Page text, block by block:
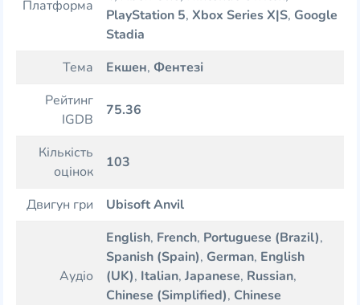
Платформа
PlayStation 5, Xbox Series X|S, Google
Stadia
Тема
Екшен, Фентезі
Рейтинг
IGDB
75.36
Кількість
оцінок
103
Двигун гри Ubisoft Anvil
Аудіо
English, French, Portuguese (Brazil),
Spanish (Spain), German, English
(UK), Italian, Japanese, Russian,
Chinese (Simplified), Chinese